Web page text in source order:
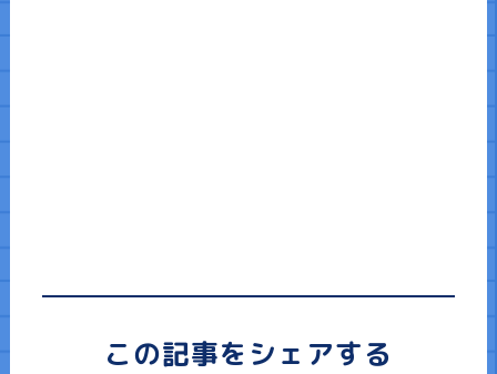
この記事をシェアする